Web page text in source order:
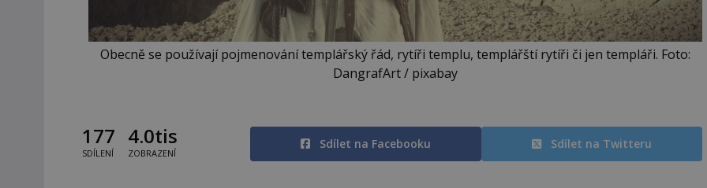
Obecně se používají pojmenování templářský řád, rytíři templu, templářští rytíři či jen templáři. Foto:
DangrafArt / pixabay
177
SDÍLENÍ
4.0tis
ZOBRAZENÍ
Sdílet na Facebooku Sdílet na Twitteru